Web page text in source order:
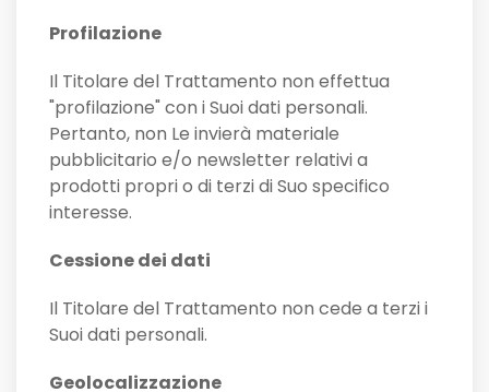
Profilazione
Il Titolare del Trattamento non effettua
"profilazione" con i Suoi dati personali.
Pertanto, non Le invierà materiale
pubblicitario e/o newsletter relativi a
prodotti propri o di terzi di Suo specifico
interesse.
Cessione dei dati
Il Titolare del Trattamento non cede a terzi i
Suoi dati personali.
Geolocalizzazione